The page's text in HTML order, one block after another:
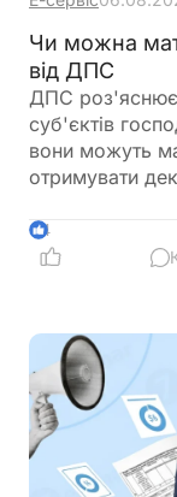
Чи можна
від ДПС
ДПС
суб'єктів
вони можуть
отримувати
України
4